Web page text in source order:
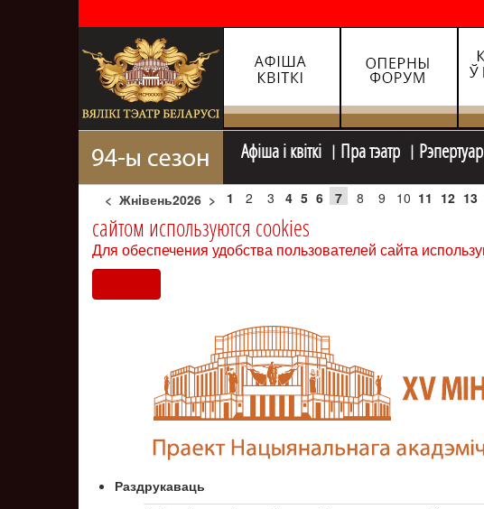
Афiша i квiткi Пра тэатр
< Жнiвень2026 > 1 2 3 4 5 6 7 8 9 10 11 12 13
сайтом используются cookies
Для обеспечения удобства пользователей сайта
Раздрукаваць